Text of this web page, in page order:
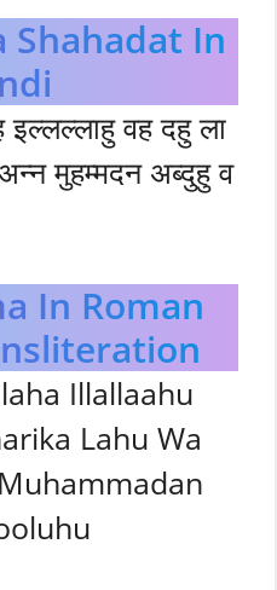
Shahadat In
वह दहु ला
मुहम्मदन अब्दुहु व
In Roman
Illallaahu
Lahu Wa